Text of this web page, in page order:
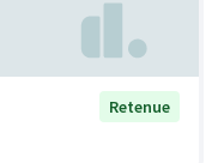
Retenue